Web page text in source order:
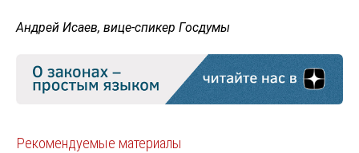
Андрей Исаев, вице-спикер Госдумы
Рекомендуемые материалы